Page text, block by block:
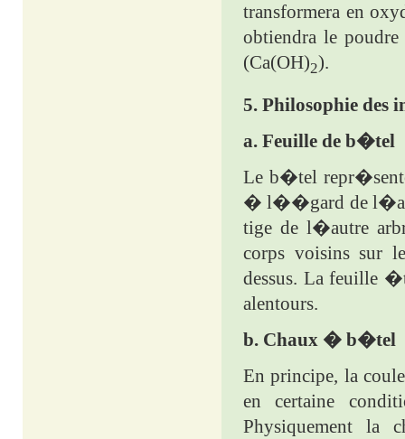
transformera en
obtiendra le
(Ca(OH)2).
5. Philosophie des
a. Feuille de b�tel
Le b�tel
� l��gard de
tige de l�autre
corps voisins sur
dessus. La feuille
alentours.
b. Chaux � b�tel
En principe, la
en certaine
Physiquement la